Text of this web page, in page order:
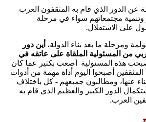
عن الدور الذي قام به المثقفون العرب
وتنمية مجتمعاتهم سواء في مرحلة
على الاستقلال.
ومرحلة ما بعد بناء الدولة، أين دور
من المسئولية الملقاة على عاتقه في
هذه المسئولية أصعب بكثير عما كان
أصبحوا اليوم أداة مهمة من أدوات
عنها، ومطالبون جميعهم - كل باختلاف
الدور الكبير والعظيم الذي قام به
العرب.